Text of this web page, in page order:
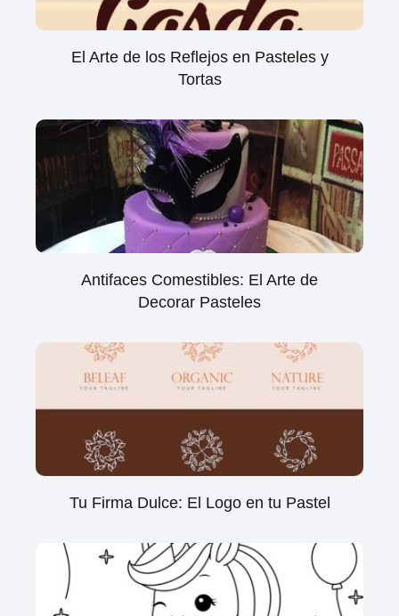
El Arte de los Reflejos en Pasteles y
Tortas
Antifaces Comestibles: El Arte de
Decorar Pasteles
Tu Firma Dulce: El Logo en tu Pastel